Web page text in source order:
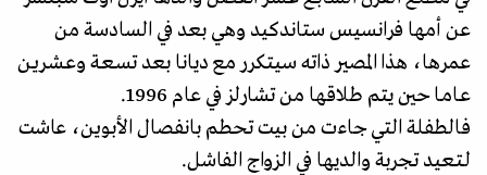
عن أمها فرانسیس ستاندكيد وهي بعد في السادسة من
عمرها، هذا المصير ذاته سيتكرر مع ديانا بعد تسـعـة وعـشـريـن
عـامـا حين يتم طلاقها من تشارلز في عام 1996.
فالطفلة التي جاءت من بيت تحطم بانفصال الأبوين، عاشت
لـتـعيد تجربة والديها في الزواج الفاشل.